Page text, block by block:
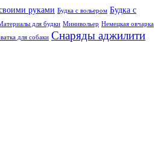
руками Будка с вольером Будка с
для будки Минивольер Немецкая овчарка
для собаки Снаряды аджилити